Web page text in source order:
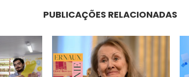
PUBLICAÇÕES RELACIONADAS